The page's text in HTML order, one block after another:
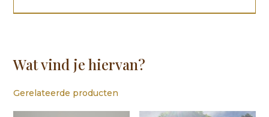
Wat vind je hiervan?
Gerelateerde producten